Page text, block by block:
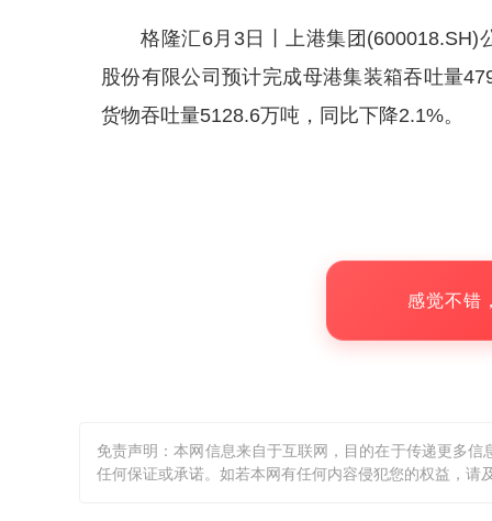
格隆汇6月3日丨上港集团
股份有限公司预计完成母港集装箱吞吐量
货物吞吐量5128.6万吨，同比下降2.1%。
感觉不错
免责声明：本网信息来自于互联网，目的在于传递更多
任何保证或承诺。如若本网有任何内容侵犯您的权益，请